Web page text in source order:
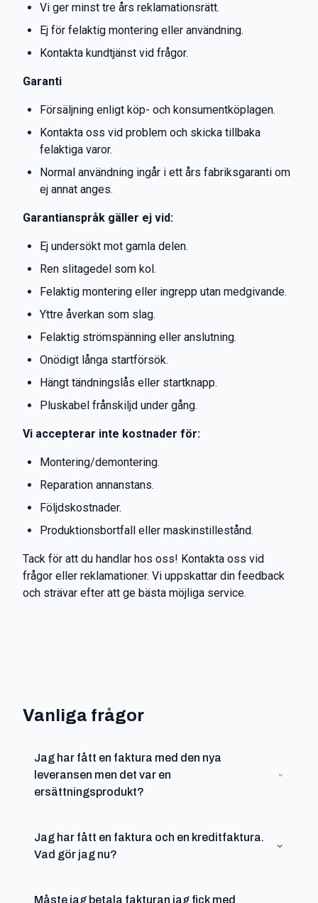
Vi ger minst tre års reklamationsrätt.
Ej för felaktig montering eller användning.
Kontakta kundtjänst vid frågor.
Garanti
Försäljning enligt köp- och konsumentköplagen.
Kontakta oss vid problem och skicka tillbaka
felaktiga varor.
Normal användning ingår i ett års fabriksgaranti om
ej annat anges.
Garantianspråk gäller ej vid:
Ej undersökt mot gamla delen.
Ren slitagedel som kol.
Felaktig montering eller ingrepp utan medgivande.
Yttre åverkan som slag.
Felaktig strömspänning eller anslutning.
Onödigt långa startförsök.
Hängt tändningslås eller startknapp.
Pluskabel frånskiljd under gång.
Vi accepterar inte kostnader för:
Montering/demontering.
Reparation annanstans.
Följdskostnader.
Produktionsbortfall eller maskinstillestånd.
Tack för att du handlar hos oss! Kontakta oss vid
frågor eller reklamationer. Vi uppskattar din feedback
och strävar efter att ge bästa möjliga service.
Vanliga frågor
Jag har fått en faktura med den nya
leveransen men det var en
ersättningsprodukt?
Eftersom vi skickar ut en ny produkt till dig innan
vi fått tillbaka och godkänt din retur så får du en
delvis krediteras så fort vi mottagit din retur. Om
Jag har fått en faktura och en kreditfaktura.
Vad gör jag nu?
Måste jag betala fakturan jag fick med